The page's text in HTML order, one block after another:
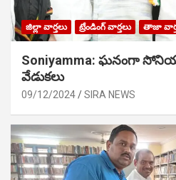
జిల్లా వార్తలు ట్రేండింగ్ వార్తలు తాజా
Soniyamma: ఘ‌నంగా
వేడుక‌లు
09/12/2024 SIRA NEWS